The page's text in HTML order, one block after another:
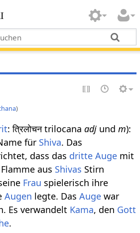
)
: त्रिलोचन trilocanaadj undm):
für Shiva. Das
dass das dritte Auge mit
aus Shivas Stirn
Frau spielerisch ihre
Augen legte. DasAuge war
Es verwandelt Kama, den Gott
.